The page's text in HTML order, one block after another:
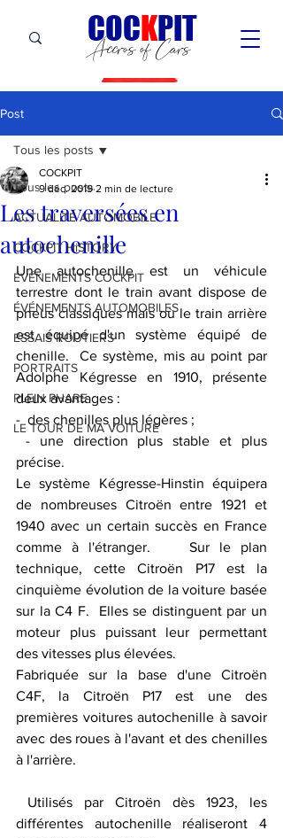
Accros of Cars
COCKPIT
Post
Tous les posts
ACTUALITÉ AUTOMOBILE
COCKPIT HiSTORY
ÉVÉNEMENTS COCKPIT
ÉVÉNEMENTS AUTOMOBILES
ESSAIS ROUTIERS
PORTRAITS
PLEIN PHARE
LE TOUR DE MA VOITURE
Tous les posts
Les traversées en
autochenille
COCKPIT
9 déc. 2019 2 min de lecture
Une autochenille est un véhicule
terrestre dont le train avant dispose de
pneus classiques mais où le train arrière
est équipé d'un système équipé de
chenille.  Ce système, mis au point par
Adolphe Kégresse en 1910, présente
deux avantages :
-  des chenilles plus légères ;
précise.
Le système Kégresse-Hinstin équipera
de nombreuses Citroën entre 1921 et
1940 avec un certain succès en France
comme à l'étranger.    Sur le plan
technique, cette Citroën P17 est la
cinquième évolution de la voiture basée
sur la C4 F.  Elles se distinguent par un
moteur plus puissant leur permettant
des vitesses plus élevées.
Fabriquée sur la base d'une Citroën
C4F, la Citroën P17 est une des
premières voitures autochenille à savoir
avec des roues à l'avant et des chenilles
à l'arrière.
différentes autochenille réaliseront 4